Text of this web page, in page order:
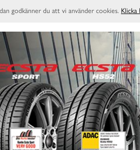
godkänner du att vi använder cookies.